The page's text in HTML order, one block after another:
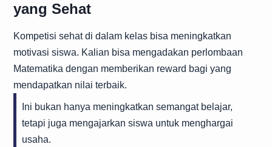
yang Sehat
Kompetisi sehat di dalam kelas bisa meningkatkan
motivasi siswa. Kalian bisa mengadakan perlombaan
Matematika dengan memberikan reward bagi yang
mendapatkan nilai terbaik.
Ini bukan hanya meningkatkan semangat belajar,
tetapi juga mengajarkan siswa untuk menghargai
usaha.